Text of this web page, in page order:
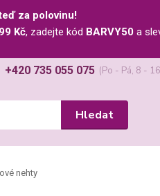
za polovinu!
Kč, zadejte kód BARVY50 a
Hledat
+420 735 055 075 (Po - Pá, 8 -
nehty